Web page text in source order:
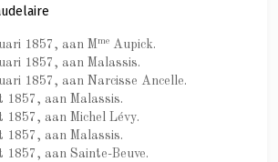
1857, aan Mme Aupick.
1857, aan Malassis.
1857, aan Narcisse Ancelle.
aan Malassis.
aan Michel Lévy.
aan Malassis.
aan Sainte-Beuve.